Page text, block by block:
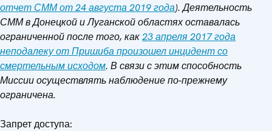
отчет СММ от 24 августа 2019 года). Деятельность
СММ в Донецкой и Луганской областях оставалась
ограниченной после того, как23 апреля 2017 года
неподалеку от Пришиба произошел инцидент со
смертельным исходом. В связи с этим способность
Миссии осуществлять наблюдение по-прежнему
ограничена.
Запрет доступа: